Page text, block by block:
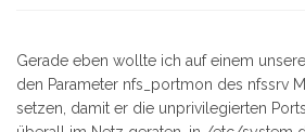
Gerade eben wollte ich auf einem
den Parameter nfs_portmon des nfssrv
setzen, damit er die unprivilegierten